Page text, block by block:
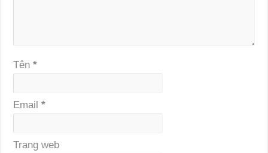
Tên*
Email*
Trang web